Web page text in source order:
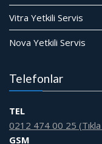
Vitra Yetkili Servis
Nova Yetkili Servis
Telefonlar
TEL
0212 474 00 25
GSM